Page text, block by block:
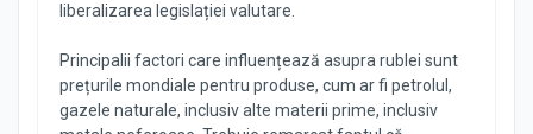
liberalizarea legislației valutare.
Principalii factori care influențează asupra rublei sunt
prețurile mondiale pentru produse, cum ar fi petrolul,
gazele naturale, inclusiv alte materii prime, inclusiv